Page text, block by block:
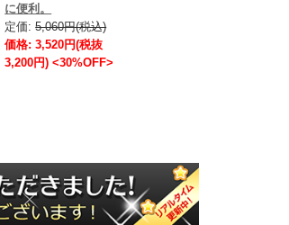
に便利。
定価:5,060円(税込)
価格: 3,520円(税抜
3,200円) <30%OFF>